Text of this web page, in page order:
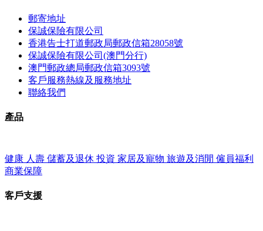
郵寄地址
保誠保險有限公司
香港告士打道郵政局郵政信箱28058號
保誠保險有限公司(澳門分行)
澳門郵政總局郵政信箱3093號
客戶服務熱線及服務地址
聯絡我們
產品
健康 人壽 儲蓄及退休 投資 家居及寵物 旅遊及消閒 僱員福利
商業保障
客戶支援